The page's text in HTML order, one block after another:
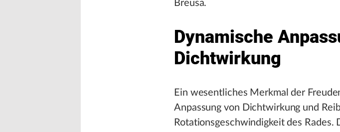
Breusa.
Dynamische
Dichtwirkung
Ein wesentliches Merkmal der
Anpassung von Dichtwirkung und
Rotationsgeschwindigkeit des Rades.